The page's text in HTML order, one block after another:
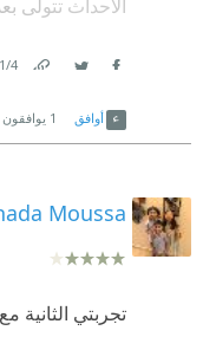
أرفع له القبعة😍
إسلام أبو
الأحداث تتولى
باقي الشخصيات .
4‏/1‏/2022
أوافق 1 يوافقون
Moussa
تجربتي